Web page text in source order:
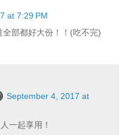
at 7:29 PM
部都好大份！！(吃不完)
September 4, 2017 at
一起享用！